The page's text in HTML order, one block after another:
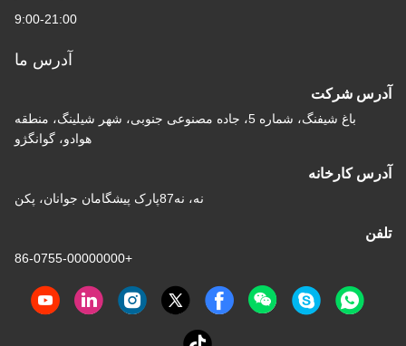
9:00-21:00
آدرس ما
آدرس شرکت
باغ شیفنگ، شماره 5، جاده مصنوعی جنوبی، شهر شیلینگ، منطقه
هوادو، گوانگژو
آدرس کارخانه
نه، نه87پارک پیشگامان جوانان، پکن
تلفن
+86-0755-00000000